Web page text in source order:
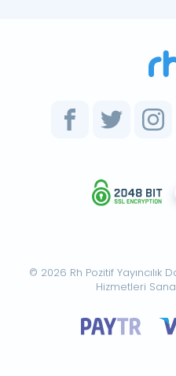
© 2026 Rh Pozitif Yayıncılık
Hizmetleri